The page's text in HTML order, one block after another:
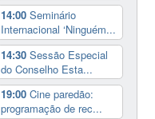
14:00Seminário
Internacional ‘Ninguém...
14:30Sessão Especial
do Conselho Esta...
19:00Cine paredão:
programação de rec...